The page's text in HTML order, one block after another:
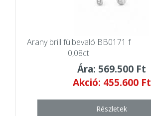
Arany brill fülbevaló BB0171 f
0,08ct
Ára: 569.500 Ft
Akció: 455.600 Ft
Részletek